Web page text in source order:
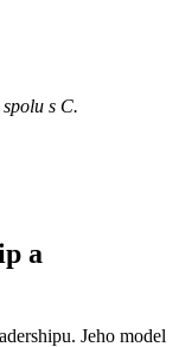
s C.
a
Jeho model